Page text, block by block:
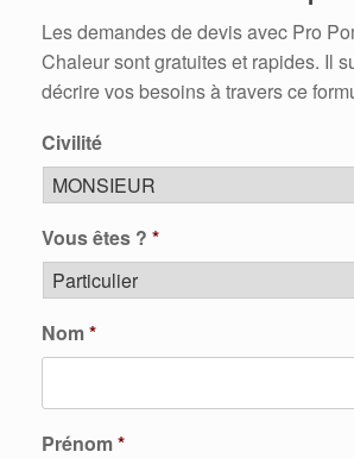
Les demandes de devis avec Pro
Chaleur sont gratuites et rapides. Il
décrire vos besoins à travers ce
Civilité
Vous êtes ? *
Nom*
Prénom*